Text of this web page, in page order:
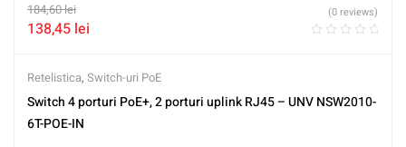
184,60lei
138,45 lei
(0 reviews)
Retelistica, Switch-uri PoE
Switch 4 porturi PoE+, 2 porturi uplink RJ45 – UNV NSW2010-
6T-POE-IN